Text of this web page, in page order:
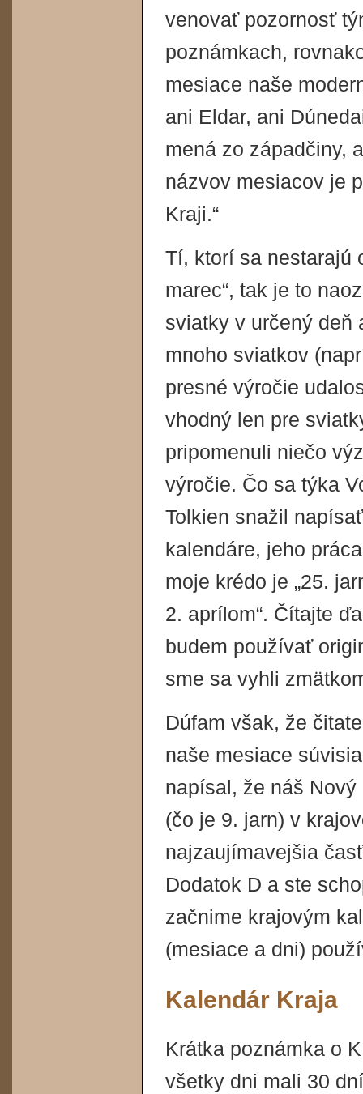
venovať pozornosť
poznámkach,
mesiace naše
ani Eldar, ani
mená zo západčiny,
názvov mesiacov je
Kraji.“
Tí, ktorí sa nestarajú
marec“, tak je to
sviatky v určený deň
mnoho sviatkov
presné výročie
vhodný len pre
pripomenuli niečo
výročie. Čo sa týka
Tolkien snažil
kalendáre, jeho
moje krédo je „25.
2. aprílom“. Čítajte
budem používať
sme sa vyhli
Dúfam však, že
naše mesiace
napísal, že náš
(čo je 9. jarn) v
najzaujímavejšia
Dodatok D a ste
začnime krajovým
(mesiace a dni)
Kalendár Kraja
Krátka poznámka o
všetky dni mali 30